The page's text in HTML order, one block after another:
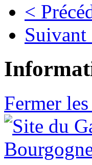
<
Suivant
Fermer